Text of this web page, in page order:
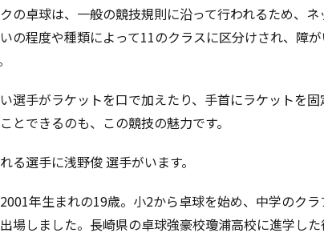
の卓球は、一般の競技規則に沿って行われるため、ネ
の程度や種類によって11のクラスに区分けされ、障
選手がラケットを口で加えたり、手首にラケットを
とできるのも、この競技の魅力です。
る選手に浅野俊 選手がいます。
年生まれの19歳。小2から卓球を始め、中学のク
場しました。長崎県の卓球強豪校瓊浦高校に進学し